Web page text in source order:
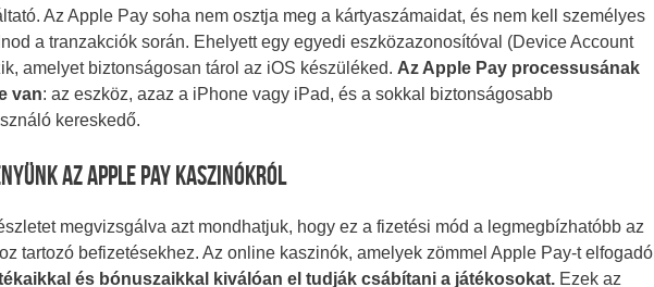
Az Apple Pay soha nem osztja meg a kártyaszámaidat, és nem kell személyes
a tranzakciók során. Ehelyett egy egyedi eszközazonosítóval (Device Account
amelyet biztonságosan tárol az iOS készüléked. Az Apple Pay processusának
van: az eszköz, azaz a iPhone vagy iPad, és a sokkal biztonságosabb
kereskedő.
Az Apple Pay Kaszinókról
megvizsgálva azt mondhatjuk, hogy ez a fizetési mód a legmegbízhatóbb az
tartozó befizetésekhez. Az online kaszinók, amelyek zömmel Apple Pay-t elfogadó
és bónuszaikkal kiválóan el tudják csábítani a játékosokat. Ezek az